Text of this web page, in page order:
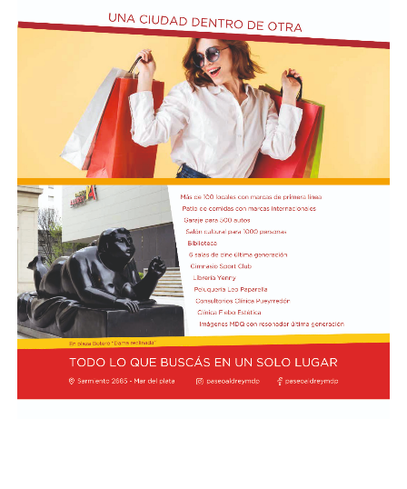
El texto oficial destaca que la participación argentina en
estas maniobras señala su compromiso con la seguridad
internacional y la estabilidad regional. Asimismo, el
Gobierno busca reforzar su posición como socio
estratégico en el continente americano.
La autorización militar ocurre en un contexto de
fricción diplomática originada por las declaraciones
de Javier Milei hacia su par brasileño, Lula da Silva. Esta
situación derivó en el retiro del embajador brasileño en
Buenos Aires, Julio Bitelli.
Desde el Palacio del Planalto, el canciller Mauro
Vieira calificó los insultos del mandatario argentino
como "graves e inaceptables". Por su parte, Brasil decidió
reducir su representación en el país al nivel de
encargado de negocios.